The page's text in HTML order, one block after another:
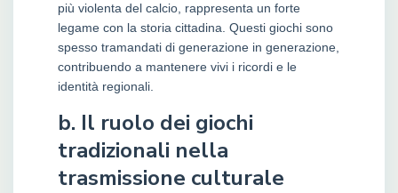
più violenta del calcio, rappresenta un forte
legame con la storia cittadina. Questi giochi sono
spesso tramandati di generazione in generazione,
contribuendo a mantenere vivi i ricordi e le
identità regionali.
b. Il ruolo dei giochi
tradizionali nella
trasmissione culturale